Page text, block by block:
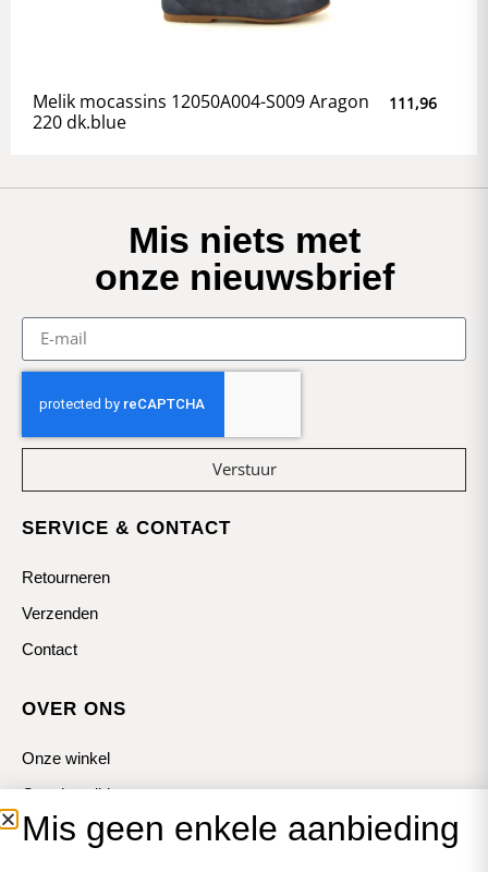
Melik mocassins 12050A004-S009 Aragon
220 dk.blue
111,96
Mis niets met
onze nieuwsbrief
Verstuur
SERVICE & CONTACT
Retourneren
Verzenden
Contact
OVER ONS
Onze winkel
Openingstijden
Koopzondagen
Mis geen enkele aanbieding